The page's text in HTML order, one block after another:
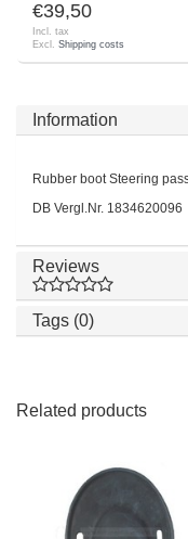
€39,50
Incl. tax
Excl. Shipping costs
Information
Rubber boot Steering
DB Vergl.Nr. 1834620096
Reviews
Tags (0)
Related products